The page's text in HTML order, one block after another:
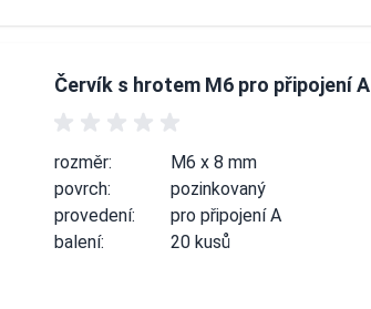
Červík s hrotem M6 pro připojení A
rozměr:
M6 x 8 mm
povrch:
pozinkovaný
provedení:
pro připojení A
balení:
20 kusů